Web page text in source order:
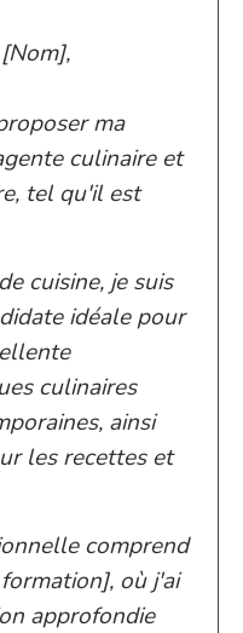
ma
culinaire et
tel qu'il est
cuisine, je suis
idéale pour
culinaires
ainsi
les recettes et
comprend
où j'ai
approfondie